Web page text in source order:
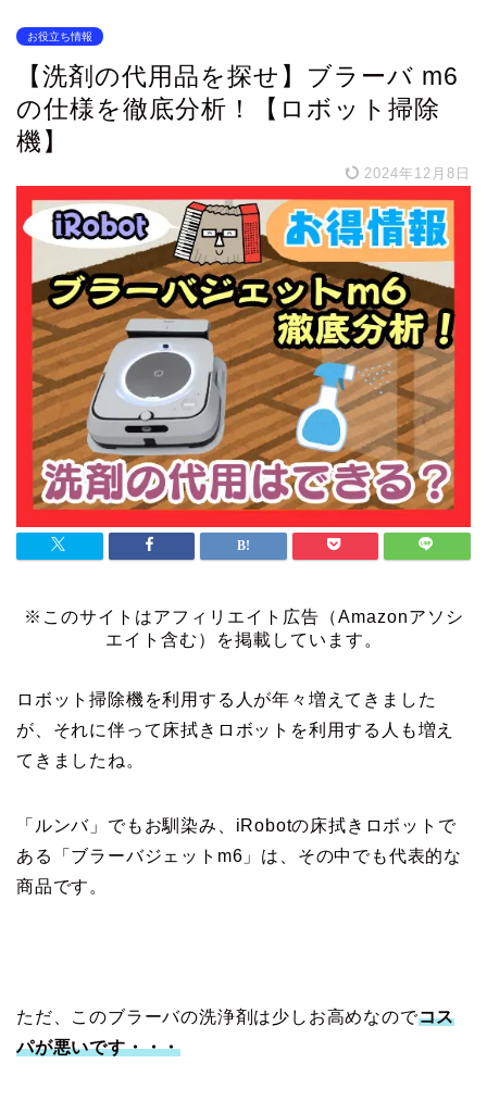
お役立ち情報
【洗剤の代用品を探せ】ブラーバ m6
の仕様を徹底分析！【ロボット掃除
機】
2024年12月8日
※このサイトはアフィリエイト広告（Amazonアソシ
エイト含む）を掲載しています。
ロボット掃除機を利用する人が年々増えてきました
が、それに伴って床拭きロボットを利用する人も増え
てきましたね。
「ルンバ」でもお馴染み、iRobotの床拭きロボットで
ある「ブラーバジェットm6」は、その中でも代表的な
商品です。
ただ、このブラーバの洗浄剤は少しお高めなのでコス
パが悪いです・・・